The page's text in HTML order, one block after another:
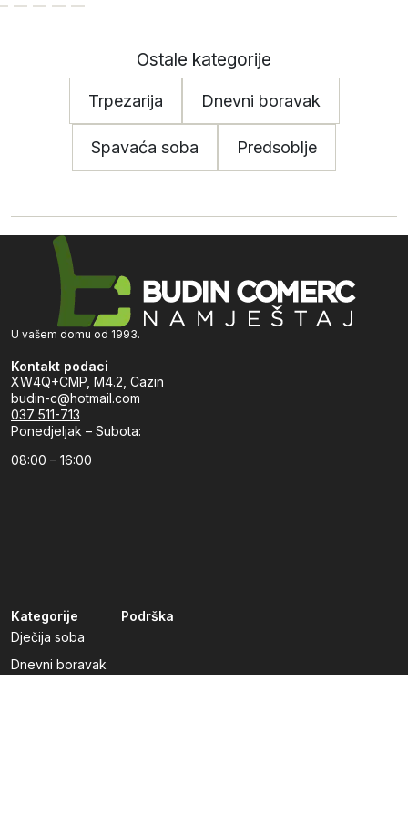
Ostale kategorije
Trpezarija Dnevni boravak
Spavaća soba Predsoblje
U vašem domu od 1993.
Kontakt podaci
XW4Q+CMP, M4.2, Cazin
budin-c@hotmail.com
037 511-713
Ponedjeljak – Subota:
08:00 – 16:00
Kategorije
Dječija soba
Dnevni boravak
Podrška